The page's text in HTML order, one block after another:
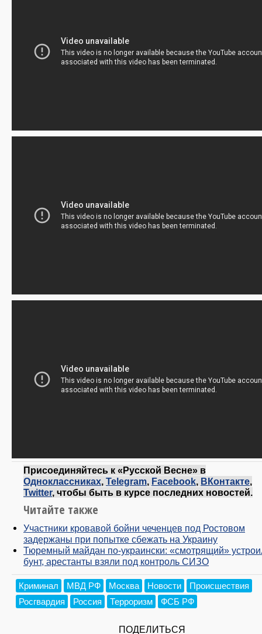
Присоединяйтесь к «Русской Весне» в
Одноклассниках, Telegram, Facebook, ВКонтакте,
Twitter, чтобы быть в курсе последних новостей.
Читайте также
Участники кровавой бойни чеченцев под Ростовом
задержаны при попытке сбежать на Украину
Тюремный майдан по-украински: «смотрящий»
бунт, арестанты взяли под контроль СИЗО
Криминал МВД РФ Москва Новости
Происшествия
Росгвардия
Россия Терроризм ФСБ РФ
ПОДЕЛИТЬСЯ